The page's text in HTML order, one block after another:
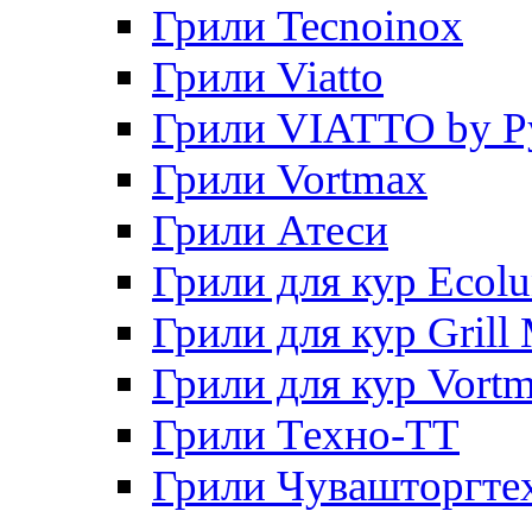
Грили Tecnoinox
Грили Viatto
Грили VIATTO by
Грили Vortmax
Грили Атеси
Грили для кур
Грили для кур Grill
Грили для кур
Грили Техно-ТТ
Грили